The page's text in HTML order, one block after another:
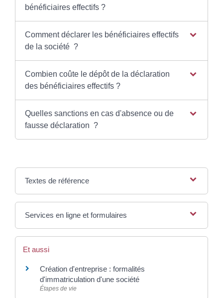
bénéficiaires effectifs ?
Comment déclarer les bénéficiaires effectifs
de la société ?
Combien coûte le dépôt de la déclaration
des bénéficiaires effectifs ?
Quelles sanctions en cas d'absence ou de
fausse déclaration ?
Textes de référence
Services en ligne et formulaires
Et aussi
Création d'entreprise : formalités
d'immatriculation d'une société
Étapes de vie